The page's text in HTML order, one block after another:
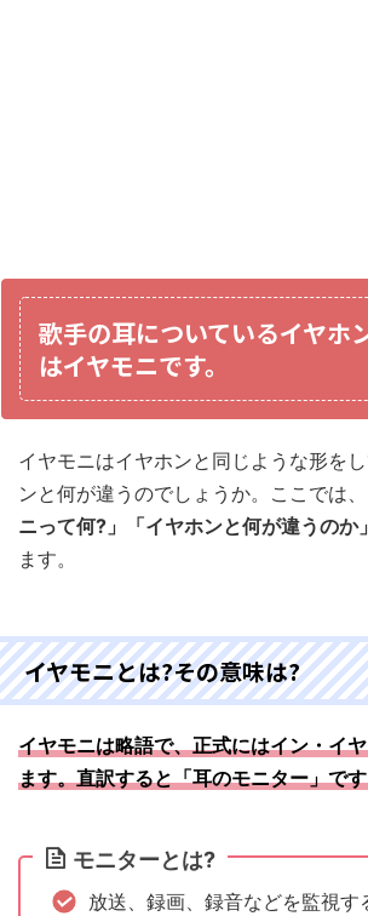
歌手の耳についているイヤホ
はイヤモニです。
イヤモニはイヤホンと同じような形を
ンと何が違うのでしょうか。ここでは、
ニって何?」「イヤホンと何が違うのか」
ます。
イヤモニとは?その意味は?
イヤモニは略語で、正式にはイン・イ
ます。直訳すると「耳のモニター」で
モニターとは?
放送、録画、録音などを監視す